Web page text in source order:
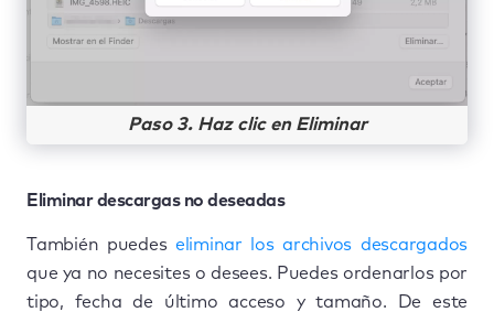
Paso 3. Haz clic en Eliminar
Eliminar descargas no deseadas
También puedes eliminar los archivos descargados
que ya no necesites o desees. Puedes ordenarlos por
tipo, fecha de último acceso y tamaño. De este